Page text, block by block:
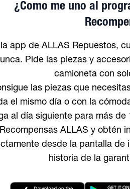
¿Como me uno al
app de ALLAS Repuestos,
Pide las piezas y
camioneta con
las piezas que
el mismo día o con la
al día siguiente para más
ALLAS y obtén
desde la pantalla de
historia de la